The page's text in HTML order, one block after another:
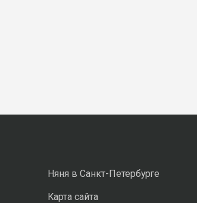
Няня в Санкт-Петербурге
Карта сайта